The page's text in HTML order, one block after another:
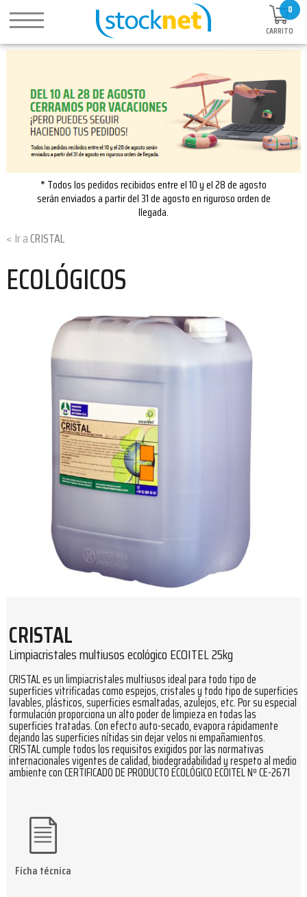
0
CARRITO
* Todos los pedidos recibidos entre el 10 y el 28 de agosto
serán enviados a partir del 31 de agosto en riguroso orden de
llegada.
CRISTAL
ECOLÓGICOS
CRISTAL
Limpiacristales multiusos ecológico ECOITEL 25kg
CRISTAL es un limpiacristales multiusos ideal para todo tipo de
superficies vitrificadas como espejos, cristales y todo tipo de superficies
lavables, plásticos, superficies esmaltadas, azulejos, etc. Por su especial
formulación proporciona un alto poder de limpieza en todas las
superficies tratadas. Con efecto auto-secado, evapora rápidamente
dejando las superficies nítidas sin dejar velos ni empañamientos.
CRISTAL cumple todos los requisitos exigidos por las normativas
internacionales vigentes de calidad, biodegradabilidad y respeto al medio
ambiente con CERTIFICADO DE PRODUCTO ECOLÓGICO ECOITEL Nº CE-2671
Ficha técnica